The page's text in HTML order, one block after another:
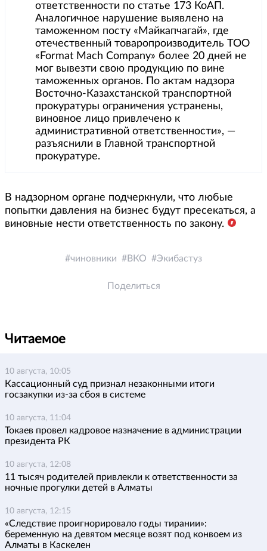
ответственности по статье 173 КоАП.
Аналогичное нарушение выявлено на
таможенном посту «Майкапчагай», где
отечественный товаропроизводитель ТОО
«Format Mach Company» более 20 дней не
мог вывезти свою продукцию по вине
таможенных органов. По актам надзора
Восточно-Казахстанской транспортной
прокуратуры ограничения устранены,
виновное лицо привлечено к
административной ответственности», —
разъяснили в Главной транспортной
прокуратуре.
В надзорном органе подчеркнули, что любые
попытки давления на бизнес будут пресекаться, а
виновные нести ответственность по закону.
чиновники ВКО Экибастуз
Поделиться
Читаемое
10 августа, 10:05
Кассационный суд признал незаконными итоги
госзакупки из-за сбоя в системе
10 августа, 11:04
Токаев провел кадровое назначение в администрации
президента РК
10 августа, 12:08
11 тысяч родителей привлекли к ответственности за
ночные прогулки детей в Алматы
10 августа, 12:15
«Следствие проигнорировало годы тирании»:
беременную на девятом месяце возят под конвоем из
Алматы в Каскелен